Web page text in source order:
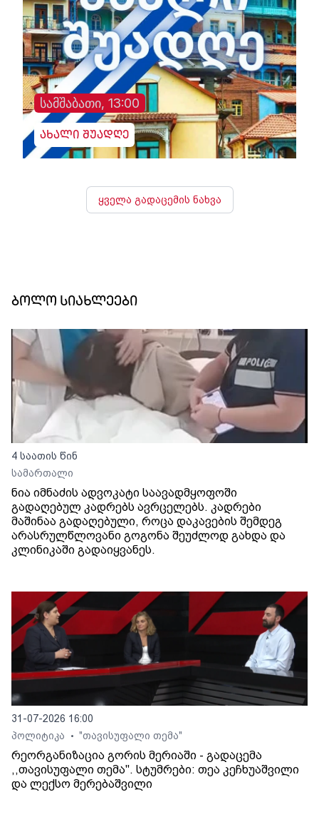
სამშაბათი, 13:00
ახალი შუადღე
ყველა გადაცემის ნახვა
ბოლო სიახლეები
4 საათის წინ
სამართალი
ნია იმნაძის ადვოკატი საავადმყოფოში
გადაღებულ კადრებს ავრცელებს. კადრები
მაშინაა გადაღებული, როცა დაკავების შემდეგ
არასრულწლოვანი გოგონა შეუძლოდ გახდა და
კლინიკაში გადაიყვანეს.
31-07-2026 16:00
პოლიტიკა
• "თავისუფალი თემა"
რეორგანიზაცია გორის მერიაში - გადაცემა
,,თავისუფალი თემა". სტუმრები: თეა კეჩხუაშვილი
და ლექსო მერებაშვილი